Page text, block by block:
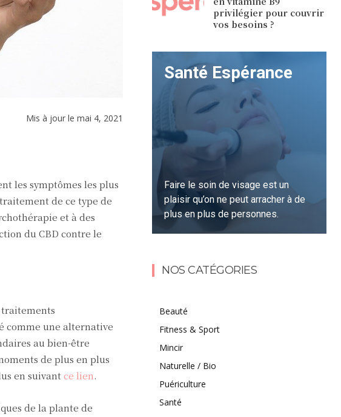
Mis à jour le mai 4, 2021
les symptômes les plus
de ce type de
et à des
du CBD contre le
traitements
comme une alternative
au bien-être
de plus en plus
en suivant ce lien.
de la plante de
privilégier pour couvrir
vos besoins ?
Santé Espérance
Faire le soin de visage est un
plaisir qu’on ne peut arracher à de
plus en plus de personnes.
NOS CATÉGORIES
Beauté
Fitness & Sport
Mincir
Naturelle / Bio
Puériculture
Santé